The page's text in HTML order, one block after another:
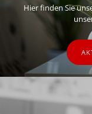
Hier finden Sie